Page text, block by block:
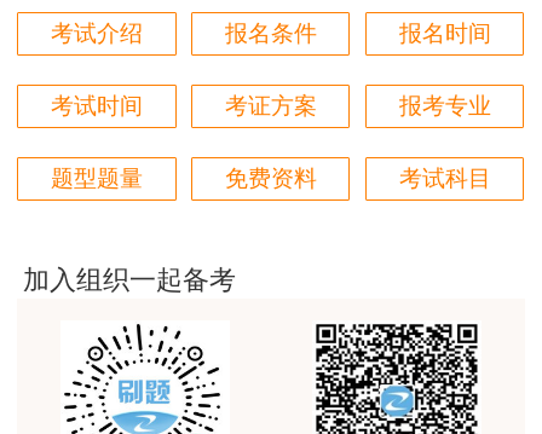
真的是把学习变成自己能理解的语言最重要！
用户m1****88
太喜欢王英老师了
平台历史购买的课程，老师讲的多非常好
老师讲的很细致很认真，课件准备充分也非常有耐
用户m0****88
最棒的预习课
考试介绍 报名条件 报名时间
考试时间 考证方案 报考专业
题型题量 免费资料 考试科目
加入组织一起备考